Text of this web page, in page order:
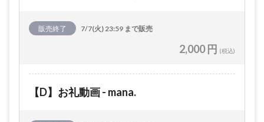
販売終了 7/7(火) 23:59 まで販売
2,000 円 (税込)
【D】お礼動画 - mana.